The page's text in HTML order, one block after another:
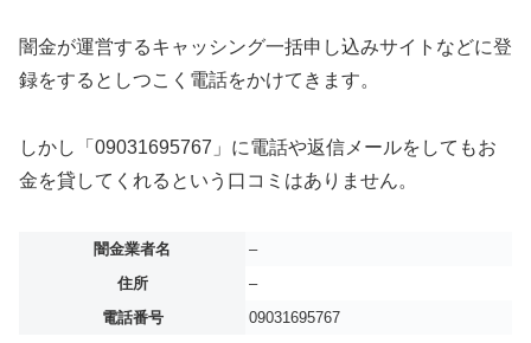
闇金が運営するキャッシング一括申し込みサイトなどに登
録をするとしつこく電話をかけてきます。
しかし「09031695767」に電話や返信メールをしてもお
金を貸してくれるという口コミはありません。
闇金業者名
–
住所
–
電話番号
09031695767